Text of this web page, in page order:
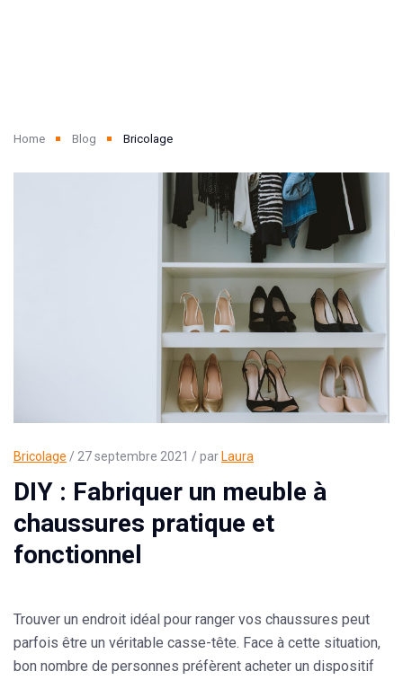
Home Blog Bricolage
Bricolage / 27 septembre 2021 / par Laura
DIY : Fabriquer un meuble à
chaussures pratique et
fonctionnel
Trouver un endroit idéal pour ranger vos chaussures peut
parfois être un véritable casse-tête. Face à cette situation,
bon nombre de personnes préfèrent acheter un dispositif